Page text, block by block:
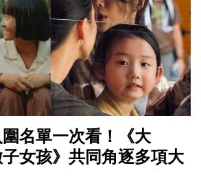
名單一次看！《大
女孩》共同角逐多項大